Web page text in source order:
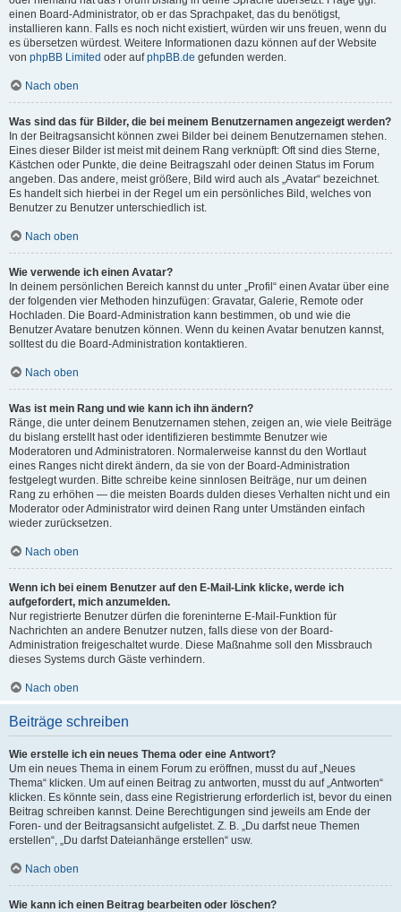
einen Board-Administrator, ob er das Sprachpaket, das du benötigst,
installieren kann. Falls es noch nicht existiert, würden wir uns freuen, wenn du
es übersetzen würdest. Weitere Informationen dazu können auf der Website
von phpBB Limited oder aufphpBB.de gefunden werden.
Nach oben
Was sind das für Bilder, die bei meinem Benutzernamen angezeigt werden?
In der Beitragsansicht können zwei Bilder bei deinem Benutzernamen stehen.
Eines dieser Bilder ist meist mit deinem Rang verknüpft: Oft sind dies Sterne,
Kästchen oder Punkte, die deine Beitragszahl oder deinen Status im Forum
angeben. Das andere, meist größere, Bild wird auch als „Avatar“ bezeichnet.
Es handelt sich hierbei in der Regel um ein persönliches Bild, welches von
Benutzer zu Benutzer unterschiedlich ist.
Nach oben
Wie verwende ich einen Avatar?
In deinem persönlichen Bereich kannst du unter „Profil“ einen Avatar über eine
der folgenden vier Methoden hinzufügen: Gravatar, Galerie, Remote oder
Hochladen. Die Board-Administration kann bestimmen, ob und wie die
Benutzer Avatare benutzen können. Wenn du keinen Avatar benutzen kannst,
solltest du die Board-Administration kontaktieren.
Nach oben
Was ist mein Rang und wie kann ich ihn ändern?
Ränge, die unter deinem Benutzernamen stehen, zeigen an, wie viele Beiträge
du bislang erstellt hast oder identifizieren bestimmte Benutzer wie
Moderatoren und Administratoren. Normalerweise kannst du den Wortlaut
eines Ranges nicht direkt ändern, da sie von der Board-Administration
festgelegt wurden. Bitte schreibe keine sinnlosen Beiträge, nur um deinen
Rang zu erhöhen — die meisten Boards dulden dieses Verhalten nicht und ein
Moderator oder Administrator wird deinen Rang unter Umständen einfach
wieder zurücksetzen.
Nach oben
Wenn ich bei einem Benutzer auf den E-Mail-Link klicke, werde ich
aufgefordert, mich anzumelden.
Nur registrierte Benutzer dürfen die foreninterne E-Mail-Funktion für
Nachrichten an andere Benutzer nutzen, falls diese von der Board-
Administration freigeschaltet wurde. Diese Maßnahme soll den Missbrauch
dieses Systems durch Gäste verhindern.
Nach oben
Beiträge schreiben
Wie erstelle ich ein neues Thema oder eine Antwort?
Um ein neues Thema in einem Forum zu eröffnen, musst du auf „Neues
Thema“ klicken. Um auf einen Beitrag zu antworten, musst du auf „Antworten“
klicken. Es könnte sein, dass eine Registrierung erforderlich ist, bevor du einen
Beitrag schreiben kannst. Deine Berechtigungen sind jeweils am Ende der
Foren- und der Beitragsansicht aufgelistet. Z. B. „Du darfst neue Themen
erstellen“, „Du darfst Dateianhänge erstellen“ usw.
Nach oben
Wie kann ich einen Beitrag bearbeiten oder löschen?